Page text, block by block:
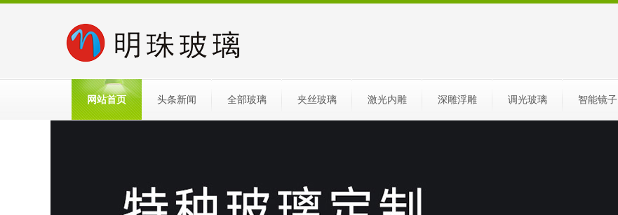
网站首页 头条新闻 全部玻璃 夹丝玻璃 激光内雕 深雕浮雕 调光玻璃 智能镜子